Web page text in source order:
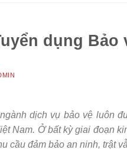
dụng Bảo
dịch vụ bảo vệ luôn
Nam. Ở bất kỳ giai đoạn
cầu đảm bảo an ninh, trật